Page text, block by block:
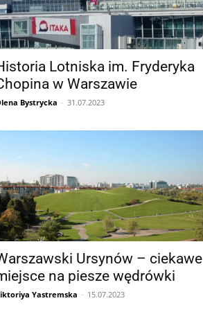
Lotniska im. Fryderyka
w Warszawie
Bystrycka - 31.07.2023
Ursynów – ciekawe
na piesze wędrówki
Yastremska - 15.07.2023